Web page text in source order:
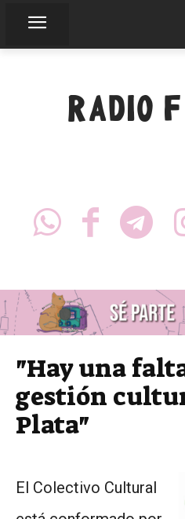
RADIO
"Hay una
gestión
Plata"
El Colectivo Cultural